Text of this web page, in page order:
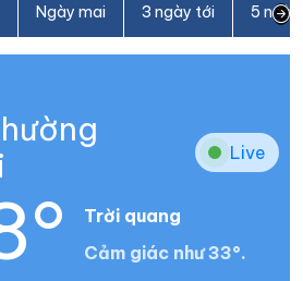
Ngày mai 3 ngày tới 5
Live
Trời quang
Cảm giác như 33°.